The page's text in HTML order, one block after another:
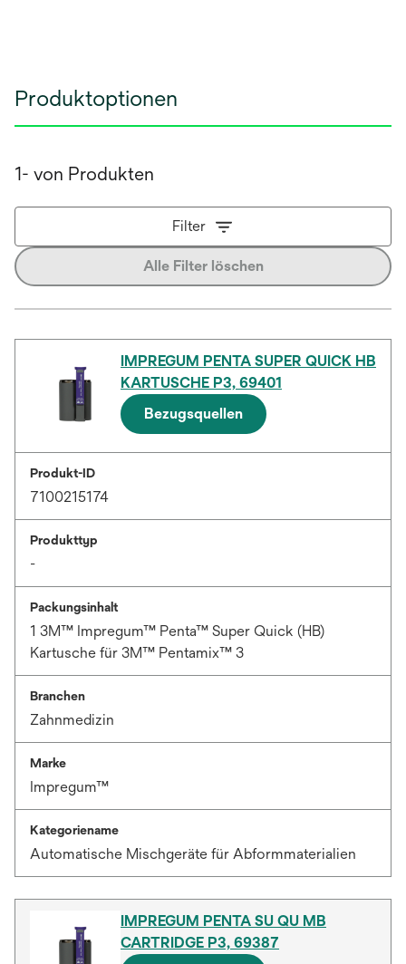
Produktoptionen
1- von Produkten
Filter
Alle Filter löschen
IMPREGUM PENTA SUPER QUICK HB
KARTUSCHE P3, 69401
Bezugsquellen
Produkt-ID
7100215174
Produkttyp
-
Packungsinhalt
1 3M™ Impregum™ Penta™ Super Quick (HB)
Kartusche für 3M™ Pentamix™ 3
Branchen
Zahnmedizin
Marke
Impregum™
Kategoriename
Automatische Mischgeräte für Abformmaterialien
IMPREGUM PENTA SU QU MB
CARTRIDGE P3, 69387